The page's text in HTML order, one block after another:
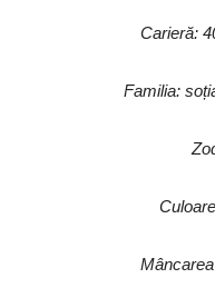
Carieră:
Familia: